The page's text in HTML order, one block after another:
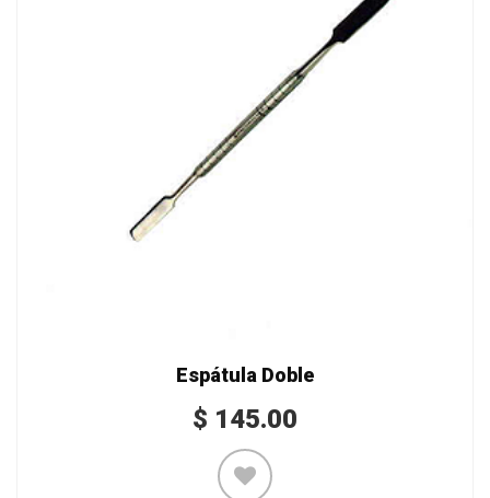
Espátula Doble
$ 145.00